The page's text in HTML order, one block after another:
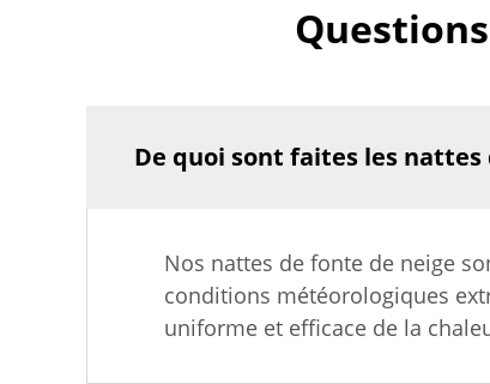
De quoi sont faites les nattes
Nos nattes de fonte de neige
conditions météorologiques
uniforme et efficace de la